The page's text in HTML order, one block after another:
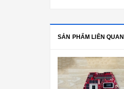
SẢN PHẨM LIÊN QUAN